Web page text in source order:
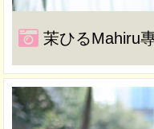
茉ひるMahiru